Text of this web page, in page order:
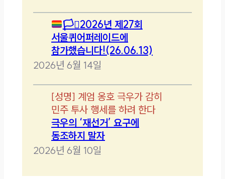
🏳️‍⚧️2026년 제27회
서울퀴어퍼레이드에
참가했습니다!(26.06.13)
2026년 6월 14일
[성명] 계엄 옹호 극우가 감히
민주 투사 행세를 하려 한다
극우의 ‘재선거’ 요구에
동조하지 말자
2026년 6월 10일